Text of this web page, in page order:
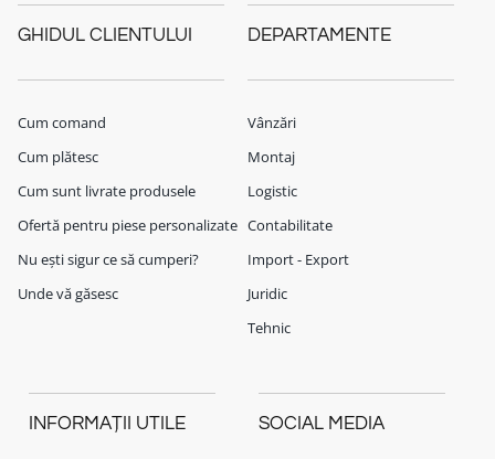
GHIDUL CLIENTULUI
Cum comand
Cum plătesc
Cum sunt livrate produsele
Ofertă pentru piese personalizate
Nu ești sigur ce să cumperi?
Unde vă găsesc
DEPARTAMENTE
Vânzări
Montaj
Logistic
Contabilitate
Import - Export
Juridic
Tehnic
INFORMAȚII UTILE SOCIAL MEDIA